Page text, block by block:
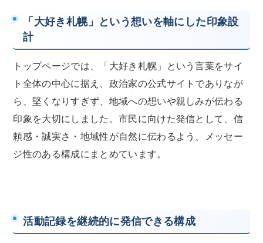
「大好き札幌」という想いを軸にした印象設
計
トップページでは、「大好き札幌」という言葉をサイ
ト全体の中心に据え、政治家の公式サイトでありなが
ら、堅くなりすぎず、地域への想いや親しみが伝わる
印象を大切にしました。市民に向けた発信として、信
頼感・誠実さ・地域性が自然に伝わるよう、メッセー
ジ性のある構成にまとめています。
活動記録を継続的に発信できる構成